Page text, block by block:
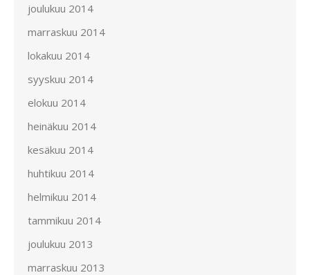
joulukuu 2014
marraskuu 2014
lokakuu 2014
syyskuu 2014
elokuu 2014
heinäkuu 2014
kesäkuu 2014
huhtikuu 2014
helmikuu 2014
tammikuu 2014
joulukuu 2013
marraskuu 2013